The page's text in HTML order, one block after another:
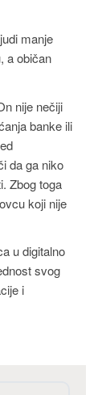
manje
a običan
nije nečiji
banke ili
da ga niko
Zbog toga
koji nije
u digitalno
svog
i